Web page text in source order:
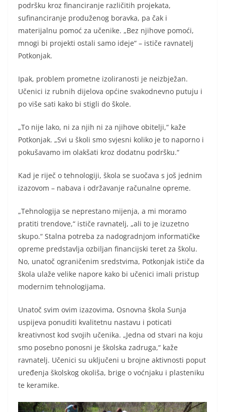
podršku kroz financiranje različitih projekata,
sufinanciranje produženog boravka, pa čak i
materijalnu pomoć za učenike. „Bez njihove pomoći,
mnogi bi projekti ostali samo ideje“ – ističe ravnatelj
Potkonjak.
Ipak, problem prometne izoliranosti je neizbježan.
Učenici iz rubnih dijelova općine svakodnevno putuju i
po više sati kako bi stigli do škole.
„To nije lako, ni za njih ni za njihove obitelji,“ kaže
Potkonjak. „Svi u školi smo svjesni koliko je to naporno i
pokušavamo im olakšati kroz dodatnu podršku.“
Kad je riječ o tehnologiji, škola se suočava s još jednim
izazovom – nabava i održavanje računalne opreme.
„Tehnologija se neprestano mijenja, a mi moramo
pratiti trendove,“ ističe ravnatelj, „ali to je izuzetno
skupo.“ Stalna potreba za nadogradnjom informatičke
opreme predstavlja ozbiljan financijski teret za školu.
No, unatoč ograničenim sredstvima, Potkonjak ističe da
škola ulaže velike napore kako bi učenici imali pristup
modernim tehnologijama.
Unatoč svim ovim izazovima, Osnovna škola Sunja
uspijeva ponuditi kvalitetnu nastavu i poticati
kreativnost kod svojih učenika. „Jedna od stvari na koju
smo posebno ponosni je školska zadruga,“ kaže
ravnatelj. Učenici su uključeni u brojne aktivnosti poput
uređenja školskog okoliša, brige o voćnjaku i plasteniku
te keramike.